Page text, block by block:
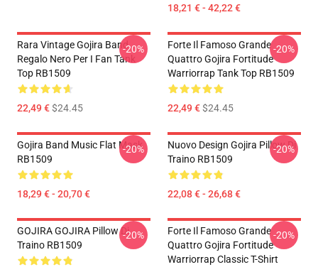
18,21 € - 42,22 €
Rara Vintage Gojira Band
Regalo Nero Per I Fan Tank
Top RB1509
22,49 €$24.45
-20%
Forte Il Famoso Grande
Quattro Gojira Fortitude
Warriorrap Tank Top RB1509
22,49 €$24.45
-20%
Gojira Band Music Flat Mask
RB1509
18,29 € - 20,70 €
-20%
Nuovo Design Gojira Pillow Di
Traino RB1509
22,08 € - 26,68 €
-20%
GOJIRA GOJIRA Pillow Di
Traino RB1509
-20%
Forte Il Famoso Grande
Quattro Gojira Fortitude
Warriorrap Classic T-Shirt
-20%